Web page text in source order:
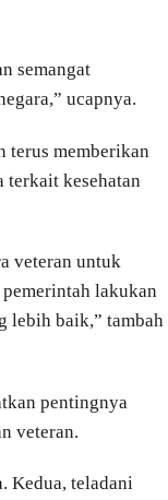
semangat
ucapnya.
terus memberikan
terkait kesehatan
veteran untuk
lakukan
lebih baik,” tambah
pentingnya
veteran.
Kedua, teladani